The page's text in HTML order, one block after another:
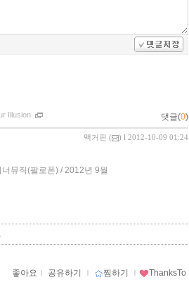
Illusion 댓글(0)
맥거핀 ( ) l 2012-10-09 01:24
뮤직(팔로폰) / 2012년 9월
좋아요 ｌ 공유하기 ｌ 찜하기 ｌ ThanksTo